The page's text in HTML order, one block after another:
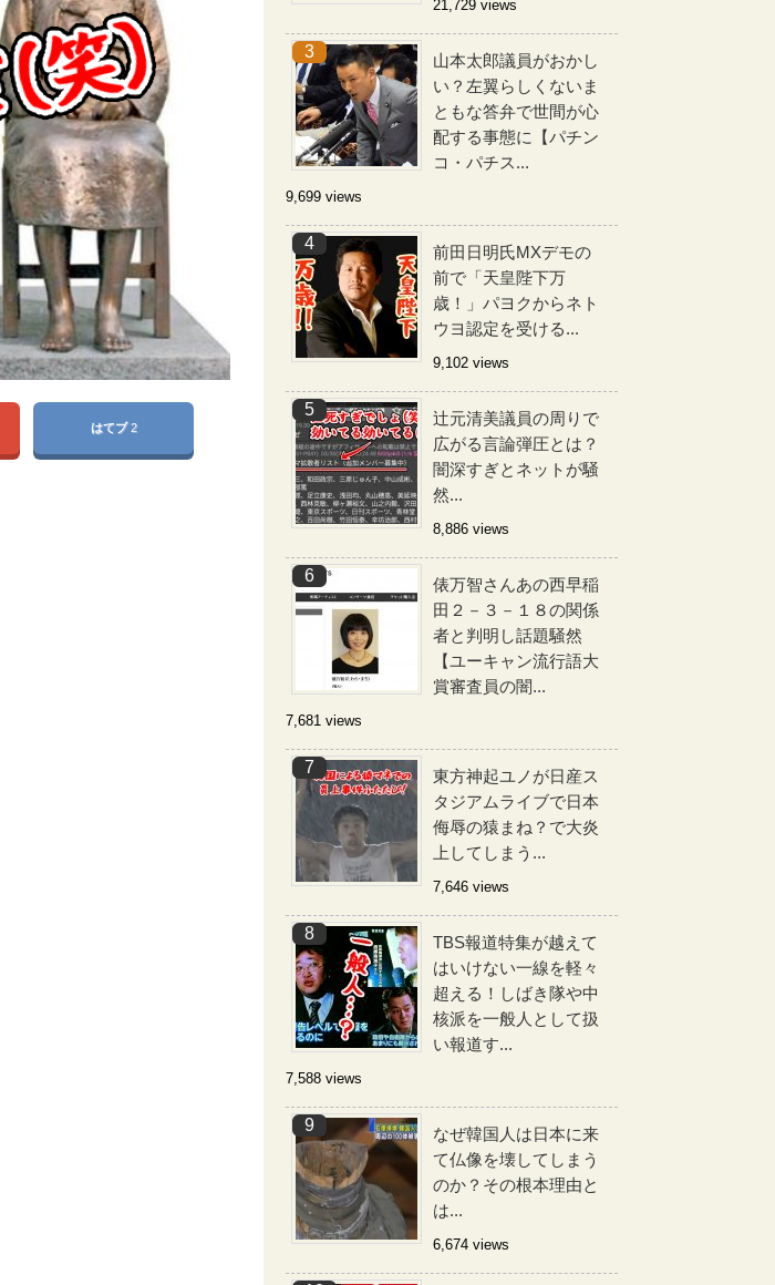
はてブ 2
21,729 views
山本太郎議員がおかし
い？左翼らしくないま
ともな答弁で世間が心
配する事態に【パチン
コ・パチス...
9,699 views
前田日明氏MXデモの
前で「天皇陛下万
歳！」パヨクからネト
ウヨ認定を受ける...
9,102 views
辻元清美議員の周りで
広がる言論弾圧とは？
闇深すぎとネットが騒
然...
8,886 views
俵万智さんあの西早稲
田２－３－１８の関係
者と判明し話題騒然
【ユーキャン流行語大
賞審査員の闇...
7,681 views
東方神起ユノが日産ス
タジアムライブで日本
侮辱の猿まね？で大炎
上してしまう...
7,646 views
TBS報道特集が越えて
はいけない一線を軽々
超える！しばき隊や中
核派を一般人として扱
い報道す...
7,588 views
なぜ韓国人は日本に来
て仏像を壊してしまう
のか？その根本理由と
は...
6,674 views